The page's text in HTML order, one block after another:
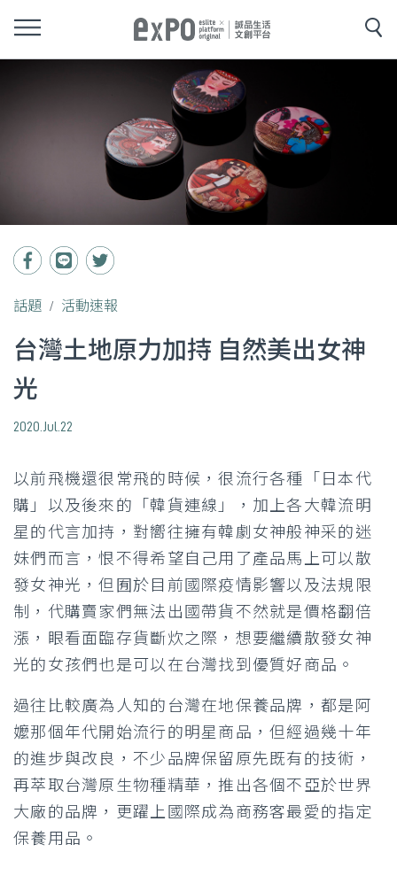
話題 活動速報
台灣土地原力加持 自然美出女神
光
2020.Jul.22
以前飛機還很常飛的時候，很流行各種「日本代
購」以及後來的「韓貨連線」，加上各大韓流明
星的代言加持，對嚮往擁有韓劇女神般神采的迷
妹們而言，恨不得希望自己用了產品馬上可以散
發女神光，但囿於目前國際疫情影響以及法規限
制，代購賣家們無法出國帶貨不然就是價格翻倍
漲，眼看面臨存貨斷炊之際，想要繼續散發女神
光的女孩們也是可以在台灣找到優質好商品。
過往比較廣為人知的台灣在地保養品牌，都是阿
嬤那個年代開始流行的明星商品，但經過幾十年
的進步與改良，不少品牌保留原先既有的技術，
再萃取台灣原生物種精華，推出各個不亞於世界
大廠的品牌，更躍上國際成為商務客最愛的指定
保養用品。